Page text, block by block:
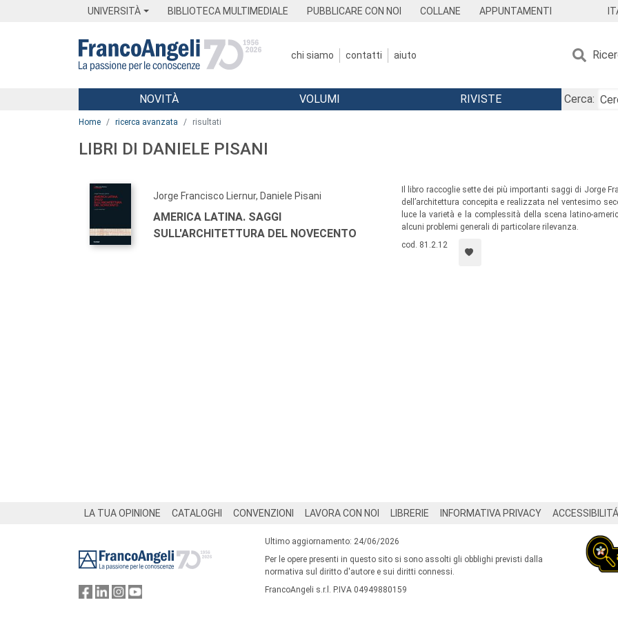
UNIVERSITÀ BIBLIOTECA MULTIMEDIALE PUBBLICARE CON NOI COLLANE APPUNTAMENTI
chi siamo contatti aiuto
Menu
NOVITÀ VOLUMI RIVISTE
Cerca:
Home ricerca avanzata risultati
LIBRI DI DANIELE PISANI
Jorge Francisco Liernur, Daniele Pisani
AMERICA LATINA. SAGGI
SULL'ARCHITETTURA DEL NOVECENTO
Il libro raccoglie sette dei più importanti saggi di Jorge
dell’architettura concepita e realizzata nel ventesimo
luce la varietà e la complessità della scena latino-
alcuni problemi generali di particolare rilevanza.
cod. 81.2.12
LA TUA OPINIONE CATALOGHI CONVENZIONI LAVORA CON NOI LIBRERIE INFORMATIVA PRIVACY ACCESSIBILITÁ
Ultimo aggiornamento: 24/06/2026
Per le opere presenti in questo sito si sono assolti gli obblighi previsti dalla
normativa sul diritto d'autore e sui diritti connessi.
FrancoAngeli s.r.l. P.IVA 04949880159